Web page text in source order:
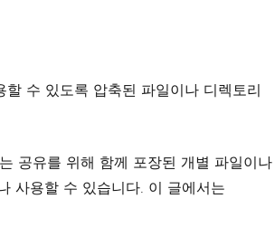
수 있도록 압축된 파일이나 디렉토리
공유를 위해 함께 포장된 개별 파일이나
사용할 수 있습니다. 이 글에서는